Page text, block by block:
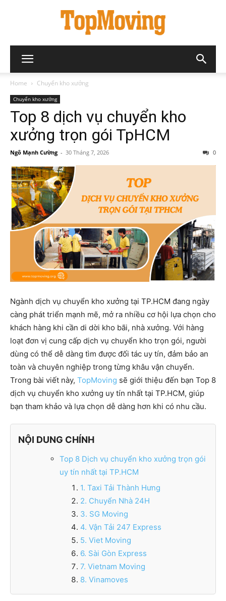
Home Chuyển kho xưởng
Chuyển kho xưởng
Top 8 dịch vụ chuyển kho
xưởng trọn gói TpHCM
Ngô Mạnh Cường - 30 Tháng 7, 2026 0
Ngành dịch vụ chuyển kho xưởng tại TP.HCM đang ngày
càng phát triển mạnh mẽ, mở ra nhiều cơ hội lựa chọn cho
khách hàng khi cần di dời kho bãi, nhà xưởng. Với hàng
loạt đơn vị cung cấp dịch vụ chuyển kho trọn gói, người
dùng có thể dễ dàng tìm được đối tác uy tín, đảm bảo an
toàn và chuyên nghiệp trong từng khâu vận chuyển.
Trong bài viết này, TopMoving sẽ giới thiệu đến bạn Top 8
dịch vụ chuyển kho xưởng uy tín nhất tại TP.HCM, giúp
bạn tham khảo và lựa chọn dễ dàng hơn khi có nhu cầu.
NỘI DUNG CHÍNH
Top 8 Dịch vụ chuyển kho xưởng trọn gói
uy tín nhất tại TP.HCM
1. Taxi Tải Thành Hưng
2. Chuyển Nhà 24H
3. SG Moving
4. Vận Tải 247 Express
5. Viet Moving
6. Sài Gòn Express
7. Vietnam Moving
8. Vinamoves